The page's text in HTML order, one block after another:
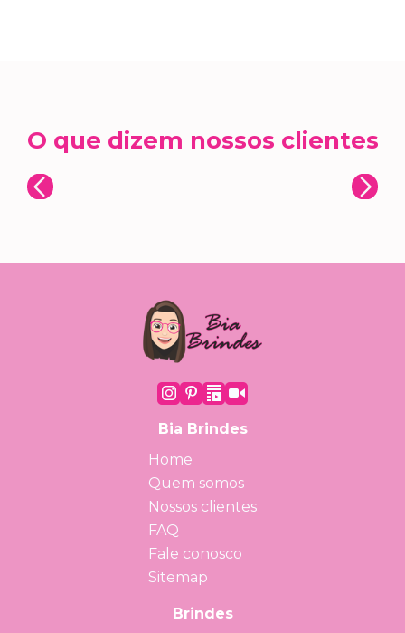
O que dizem nossos clientes
Bia Brindes
Home
Quem somos
Nossos clientes
FAQ
Fale conosco
Sitemap
Brindes